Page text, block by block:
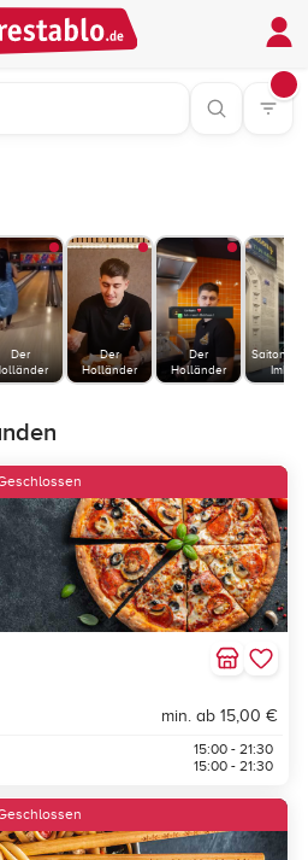
Der
Der
Holländer
Der
Holländer
Saitong
Imbiss
min. ab 15,00 €
15:00 - 21:30
15:00 - 21:30